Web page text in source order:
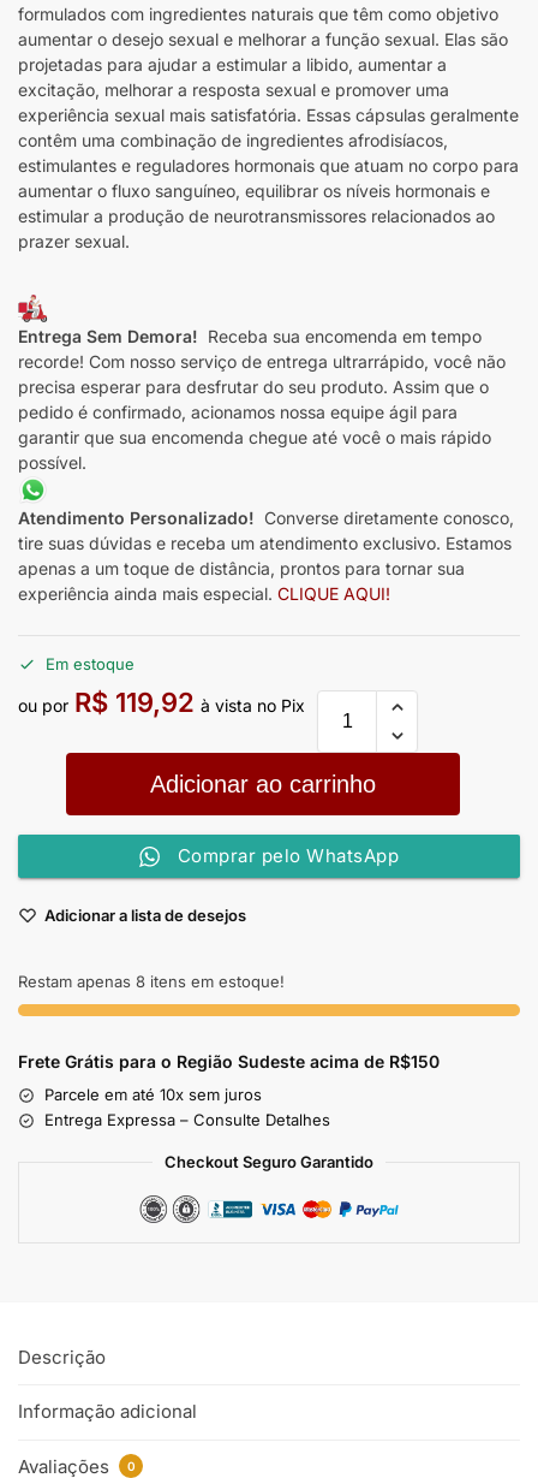
formulados com ingredientes naturais que têm como objetivo
aumentar o desejo sexual e melhorar a função sexual. Elas são
projetadas para ajudar a estimular a libido, aumentar a
excitação, melhorar a resposta sexual e promover uma
experiência sexual mais satisfatória. Essas cápsulas geralmente
contêm uma combinação de ingredientes afrodisíacos,
estimulantes e reguladores hormonais que atuam no corpo para
aumentar o fluxo sanguíneo, equilibrar os níveis hormonais e
estimular a produção de neurotransmissores relacionados ao
prazer sexual.
Entrega Sem Demora! Receba sua encomenda em tempo
recorde! Com nosso serviço de entrega ultrarrápido, você não
precisa esperar para desfrutar do seu produto. Assim que o
pedido é confirmado, acionamos nossa equipe ágil para
garantir que sua encomenda chegue até você o mais rápido
possível.
Atendimento Personalizado! Converse diretamente conosco,
tire suas dúvidas e receba um atendimento exclusivo. Estamos
apenas a um toque de distância, prontos para tornar sua
experiência ainda mais especial. CLIQUE AQUI!
Em estoque
ou por R$ 119,92 à vista no Pix
Adicionar ao carrinho
Comprar pelo WhatsApp
Adicionar a lista de desejos
Restam apenas 8 itens em estoque!
Frete Grátis para o Região Sudeste acima de R$150
Parcele em até 10x sem juros
Entrega Expressa – Consulte Detalhes
Checkout Seguro Garantido
Descrição
Informação adicional
Avaliações 0